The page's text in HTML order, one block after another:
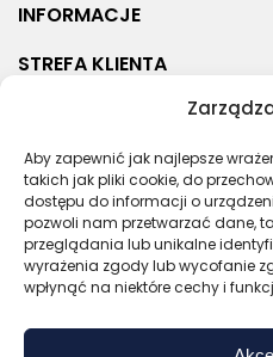
Aby zapewnić jak najlepsze
takich jak pliki cookie, do
dostępu do informacji o
pozwoli nam przetwarzać dane,
przeglądania lub unikalne
wyrażenia zgody lub wycofanie
wpłynąć na niektóre cechy i
INFORMACJE
STREFA KLIENTA
NASZE LOKALIZACJE
OSTATNIE POSTY
RODOREGULAMIN